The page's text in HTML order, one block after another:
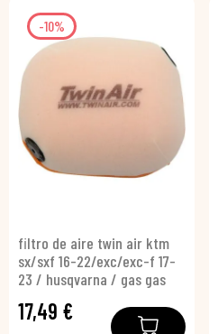
-10%
filtro de aire twin air ktm
sx/sxf 16-22/exc/exc-f 17-
23 / husqvarna / gas gas
17,49 €